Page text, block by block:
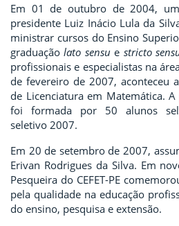
Em 01 de outubro de 2004,
presidente Luiz Inácio Lula da
ministrar cursos do Ensino
graduaçãolato sensu e stricto
profissionais e especialistas na
de fevereiro de 2007, aconteceu
de Licenciatura em Matemática.
foi formada por 50 alunos
seletivo 2007.
Em 20 de setembro de 2007,
Erivan Rodrigues da Silva. Em
Pesqueira do CEFET-PE
pela qualidade na educação
do ensino, pesquisa e extensão.